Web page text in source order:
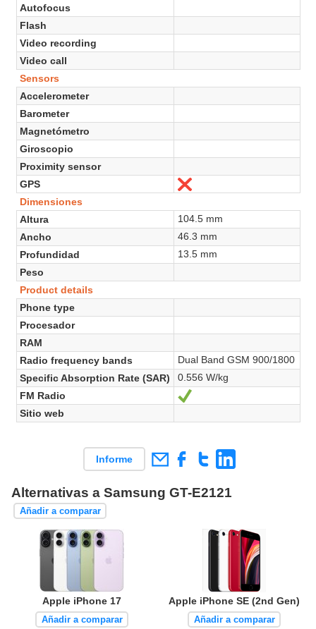
Autofocus
Flash
Video recording
Video call
Sensors
Accelerometer
Barometer
Magnetómetro
Giroscopio
Proximity sensor
GPS
No
Dimensiones
Altura
104.5 mm
Ancho
46.3 mm
Profundidad
13.5 mm
Peso
Product details
Phone type
Procesador
RAM
Radio frequency bands
Dual Band GSM 900/1800
Specific Absorption Rate (SAR)
0.556 W/kg
FM Radio
Sí
Sitio web
Informe
Alternativas a Samsung GT-E2121
Añadir a comparar
Apple iPhone 17
Añadir a comparar
Apple iPhone SE (2nd Gen)
Añadir a comparar